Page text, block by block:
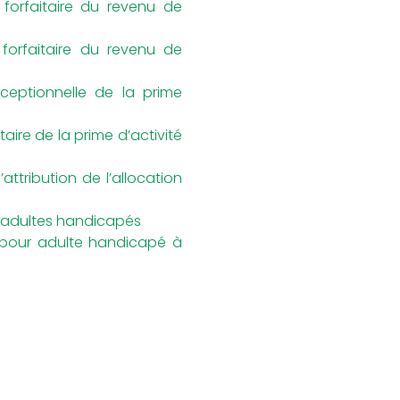
du revenu de
du revenu de
de la prime
de la prime d’activité
de l’allocation
handicapés
adulte handicapé à